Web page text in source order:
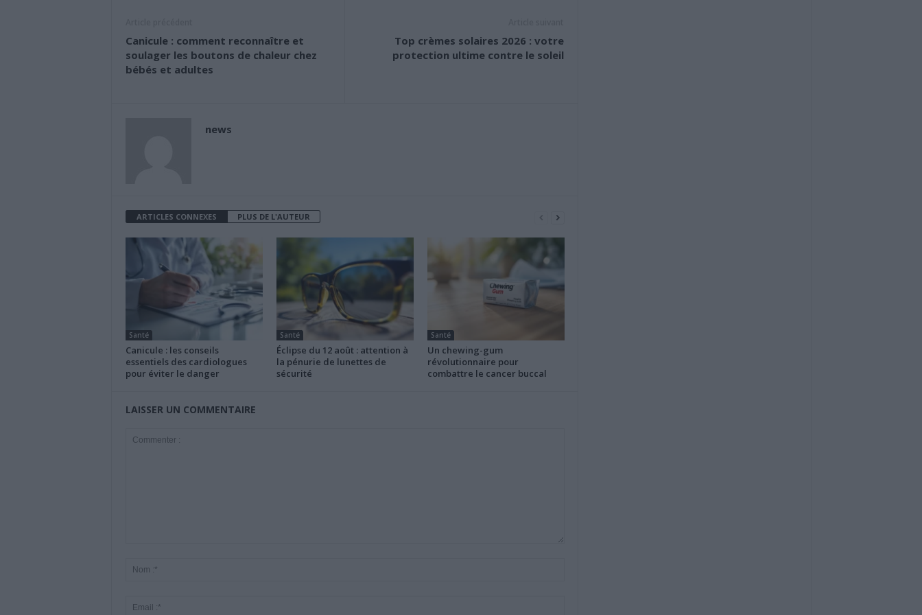
Canicule : comment reconnaître et
soulager les boutons de chaleur chez
bébés et adultes
Top crèmes solaires 2026 : votre
protection ultime contre le soleil
news
ARTICLES CONNEXES PLUS DE L'AUTEUR
Santé
Canicule : les conseils
essentiels des cardiologues
pour éviter le danger
Santé
Éclipse du 12 août : attention à
la pénurie de lunettes de
sécurité
Santé
Un chewing-gum
révolutionnaire pour
combattre le cancer buccal
LAISSER UN COMMENTAIRE